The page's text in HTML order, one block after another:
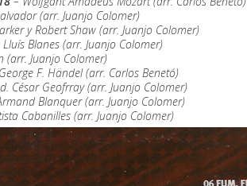
(arr. Juanjo Colomer)
y Robert Shaw (arr. Juanjo Colomer)
Blanes (arr. Juanjo Colomer)
(arr. Juanjo Colomer)
F. Händel (arr. Carlos Benetó)
César Geofrray (arr. Juanjo Colomer)
Blanquer (arr. Juanjo Colomer)
Cabanilles (arr. Juanjo Colomer)